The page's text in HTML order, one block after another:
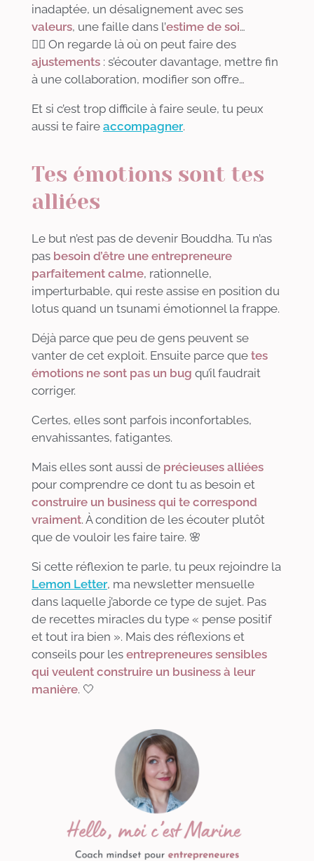
inadaptée, un désalignement avec ses
valeurs, une faille dans l’estime de soi…
👉🏻 On regarde là où on peut faire des
ajustements : s’écouter davantage, mettre fin
à une collaboration, modifier son offre…
Et si c’est trop difficile à faire seule, tu peux
aussi te faire accompagner.
Tes émotions sont tes
alliées
Le but n’est pas de devenir Bouddha. Tu n’as
pas besoin d’être une entrepreneure
parfaitement calme, rationnelle,
imperturbable, qui reste assise en position du
lotus quand un tsunami émotionnel la frappe.
Déjà parce que peu de gens peuvent se
vanter de cet exploit. Ensuite parce que tes
émotions ne sont pas un bug qu’il faudrait
corriger.
Certes, elles sont parfois inconfortables,
envahissantes, fatigantes.
Mais elles sont aussi de précieuses alliées
pour comprendre ce dont tu as besoin et
construire un business qui te correspond
vraiment. À condition de les écouter plutôt
que de vouloir les faire taire. 🌸
Si cette réflexion te parle, tu peux rejoindre la
Lemon Letter, ma newsletter mensuelle
dans laquelle j’aborde ce type de sujet. Pas
de recettes miracles du type « pense positif
et tout ira bien ». Mais des réflexions et
conseils pour les entrepreneures sensibles
qui veulent construire un business à leur
manière. 🤍